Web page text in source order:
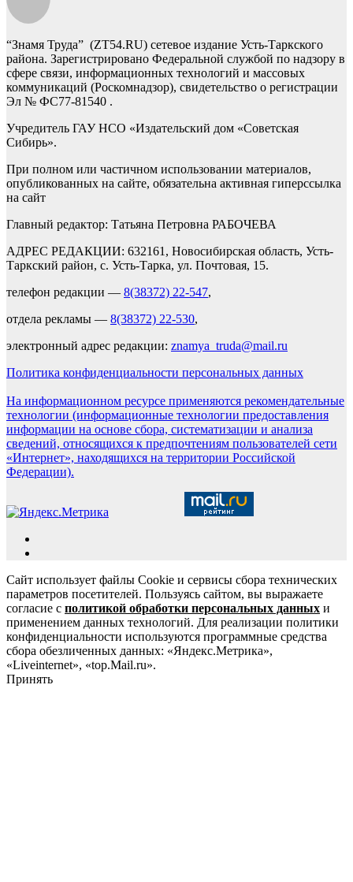
“Знамя Труда” (ZT54.RU) сетевое издание Усть-Таркского
района. Зарегистрировано Федеральной службой по надзору в
сфере связи, информационных технологий и массовых
коммуникаций (Роскомнадзор), свидетельство о регистрации
Эл № ФС77-81540 .
Учредитель ГАУ НСО «Издательский дом «Советская
Сибирь».
При полном или частичном использовании материалов,
опубликованных на сайте, обязательна активная гиперссылка
на сайт
Главный редактор: Татьяна Петровна РАБОЧЕВА
АДРЕС РЕДАКЦИИ: 632161, Новосибирская область, Усть-
Таркский район, с. Усть-Тарка, ул. Почтовая, 15.
телефон редакции — 8(38372) 22-547,
отдела рекламы — 8(38372) 22-530,
электронный адрес редакции: znamya_truda@mail.ru
Политика конфиденциальности персональных данных
На информационном ресурсе применяются рекомендательные
технологии (информационные технологии предоставления
информации на основе сбора, систематизации и анализа
сведений, относящихся к предпочтениям пользователей сети
«Интернет», находящихся на территории Российской
Федерации).
Сайт использует файлы Cookie и сервисы сбора технических
параметров посетителей. Пользуясь сайтом, вы выражаете
согласие с политикой обработки персональных данных и
применением данных технологий. Для реализации политики
конфиденциальности используются программные средства
сбора обезличенных данных: «Яндекс.Метрика»,
«Liveinternet», «top.Mail.ru».
Принять